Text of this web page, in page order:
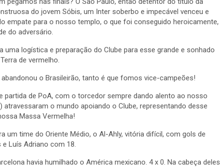
do jovem Sóbis, um Inter soberbo e impecável venceu e
empate para o nosso templo, o que foi conseguido heroicamente,
do adversário.
uma logística e preparação do Clube para esse grande e sonhado
de vermelho.
o Brasileirão, tanto é que fomos vice-campeões!
partida de PoA, com o torcedor sempre dando alento ao nosso
atravessaram o mundo apoiando o Clube, representando desse
Massa Vermelha!
um time do Oriente Médio, o Al-Ahly, vitória difícil, com gols de
Luís Adriano com 18.
havia humilhado o América mexicano. 4 x 0. Na cabeça deles